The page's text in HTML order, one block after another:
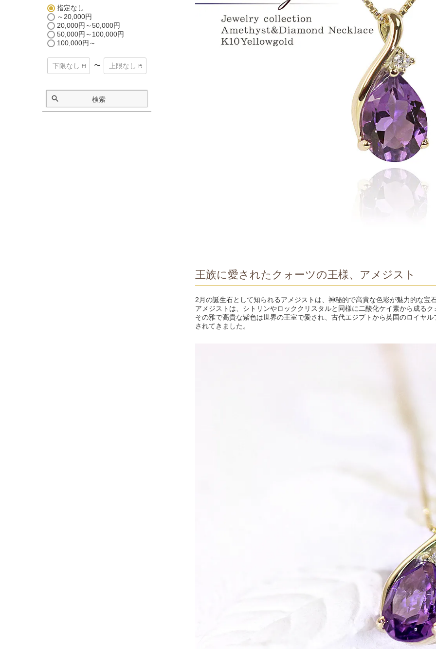
指定なし
～20,000円
20,000円～50,000円
50,000円～100,000円
100,000円～
〜
検索
王族に愛されたクォーツの王様、アメジスト
2月の誕生石として知られるアメジストは、神秘的で高貴な色彩が魅力的な宝
アメジストは、シトリンやロッククリスタルと同様に二酸化ケイ素から成る
その雅で高貴な紫色は世界の王室で愛され、古代エジプトから英国のロイヤ
されてきました。